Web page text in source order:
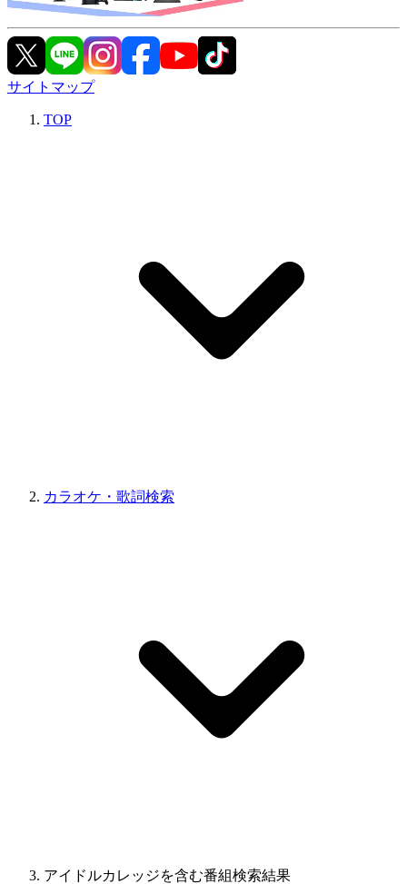
サイトマップ
TOP
カラオケ・歌詞検索
アイドルカレッジを含む番組検索結果